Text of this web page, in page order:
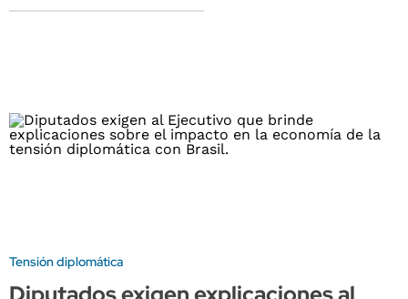
Tensión diplomática